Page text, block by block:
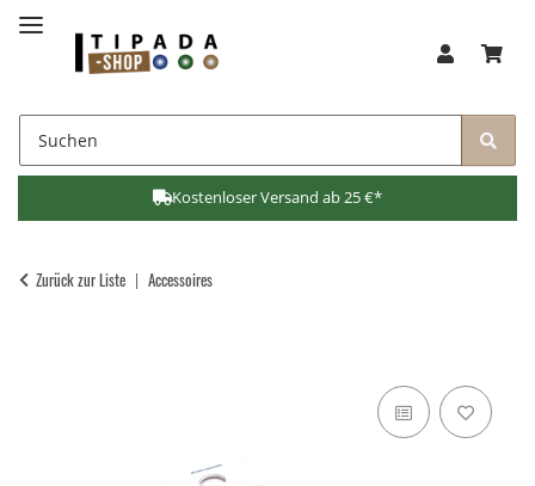
Kostenloser Versand ab 25 €*
Zurück zur Liste Accessoires